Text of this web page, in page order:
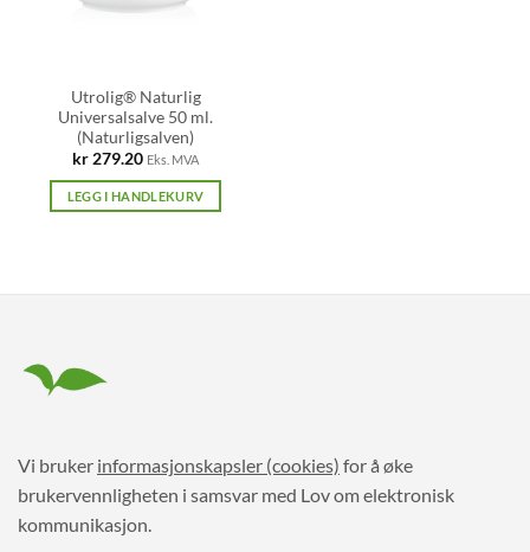
Utrolig® Naturlig
Universalsalve 50 ml.
(Naturligsalven)
kr 279.20 Eks. MVA
LEGG I HANDLEKURV
Vi bruker informasjonskapsler (cookies) for å øke
brukervennligheten i samsvar med Lov om elektronisk
kommunikasjon.